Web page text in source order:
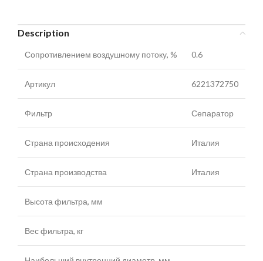
Description
Сопротивлением воздушному потоку, % 0.6
Артикул 6221372750
Фильтр Сепаратор
Страна происходения Италия
Страна производства Италия
Высота фильтра, мм
Вес фильтра, кг